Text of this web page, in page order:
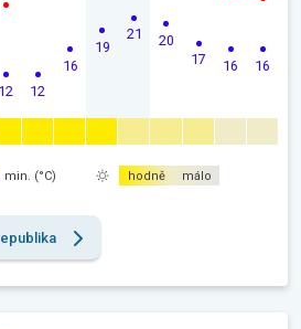
12 12
16
19
21 20
17 16 16
min. (°C) hodně málo